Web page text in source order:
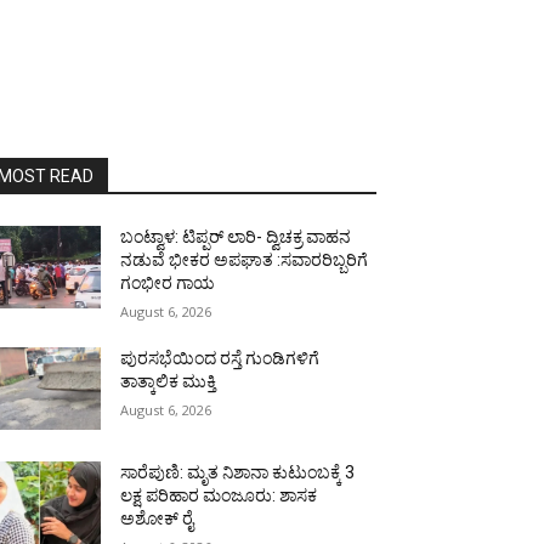
READ
ಬಂಟ್ವಾಳ: ಟಿಪ್ಪರ್ ಲಾರಿ- ದ್ವಿಚಕ್ರ ವಾಹನ
ನಡುವೆ ಭೀಕರ ಅಪಘಾತ :ಸವಾರರಿಬ್ಬರಿಗೆ
ಗಂಭೀರ ಗಾಯ
August 6, 2026
ಪುರಸಭೆಯಿಂದ ರಸ್ತೆ ಗುಂಡಿಗಳಿಗೆ
ತಾತ್ಕಾಲಿಕ ಮುಕ್ತಿ
August 6, 2026
ಸಾರೆಪುಣಿ: ಮೃತ ನಿಶಾನಾ ಕುಟುಂಬಕ್ಕೆ 3
ಲಕ್ಷ ಪರಿಹಾರ ಮಂಜೂರು: ಶಾಸಕ
ಅಶೋಕ್ ರೈ